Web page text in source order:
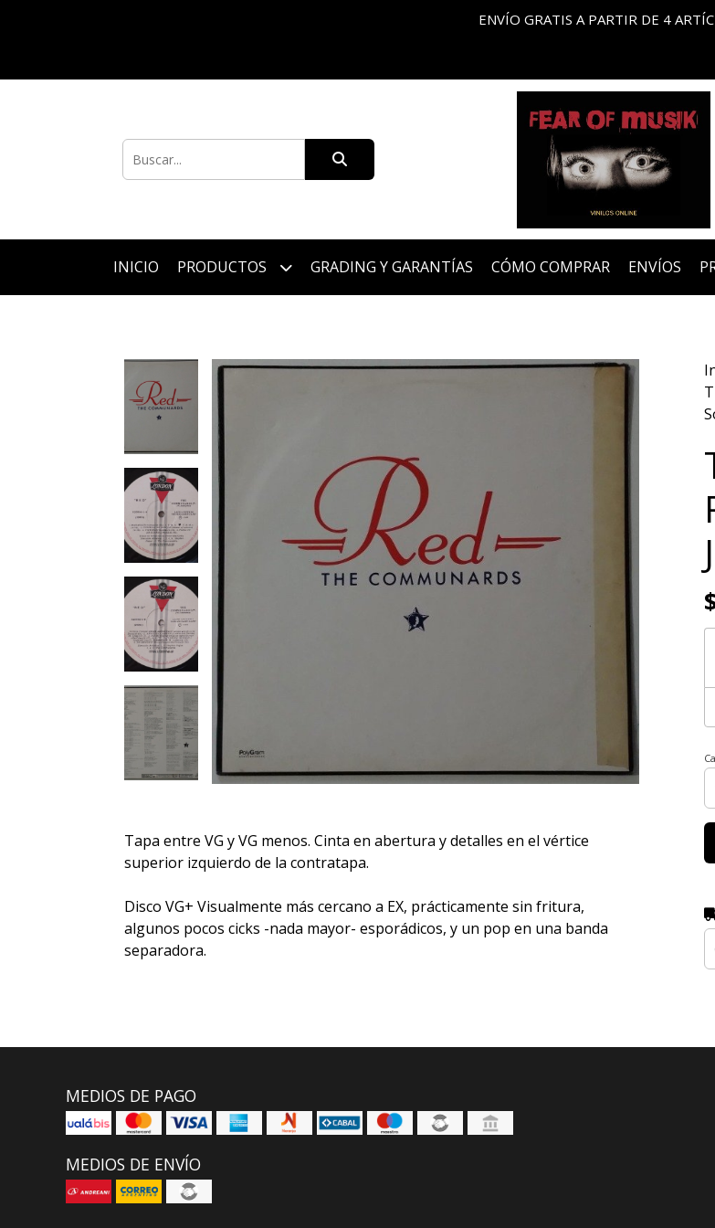
ENVÍO GRATIS A PARTIR DE 4
INICIO PRODUCTOS GRADING Y GARANTÍAS CÓMO COMPRAR ENVÍOS
Tapa entre VG y VG menos. Cinta en abertura y detalles en el vértice
superior izquierdo de la contratapa.
Disco VG+ Visualmente más cercano a EX, prácticamente sin fritura,
algunos pocos cicks -nada mayor- esporádicos, y un pop en una banda
separadora.
MEDIOS DE PAGO
MEDIOS DE ENVÍO